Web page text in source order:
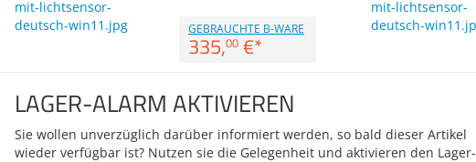
GEBRAUCHTE B-WARE
335,00 €*
LAGER-ALARM AKTIVIEREN
Sie wollen unverzüglich darüber informiert werden, so bald dieser Artikel
wieder verfügbar ist? Nutzen sie die Gelegenheit und aktivieren den Lager-